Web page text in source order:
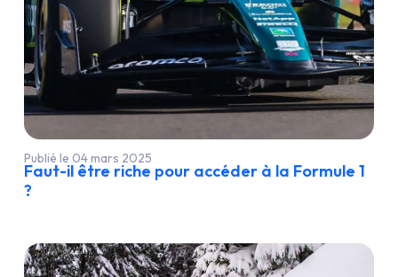
Publié le 04 mars 2025
Faut-il être riche pour accéder à la Formule 1
?